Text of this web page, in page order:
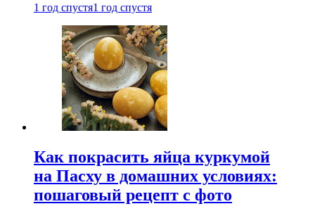
1 год спустя1 год спустя
Как покрасить яйца куркумой
на Пасху в домашних условиях:
пошаговый рецепт с фото